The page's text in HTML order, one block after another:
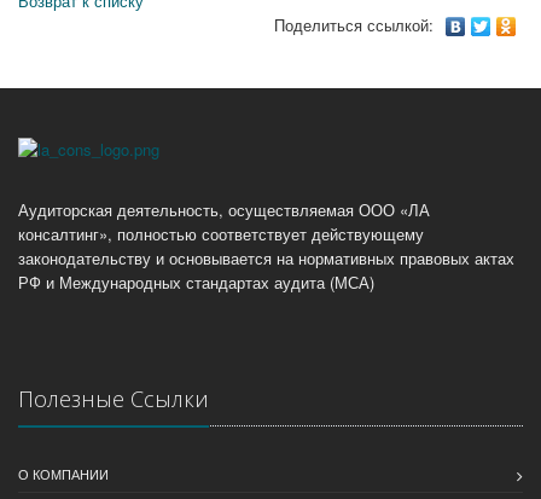
Поделиться ссылкой:
Аудиторская деятельность, осуществляемая ООО «ЛА
консалтинг», полностью соответствует действующему
законодательству и основывается на нормативных правовых актах
РФ и Международных стандартах аудита (МСА)
Полезные Ссылки
О КОМПАНИИ